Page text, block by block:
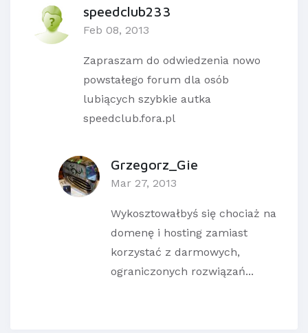
speedclub233
Feb 08, 2013
Zapraszam do odwiedzenia nowo
powstałego forum dla osób
lubiących szybkie autka
speedclub.fora.pl
Grzegorz_Gie
Mar 27, 2013
Wykosztowałbyś się chociaż na
domenę i hosting zamiast
korzystać z darmowych,
ograniczonych rozwiązań...